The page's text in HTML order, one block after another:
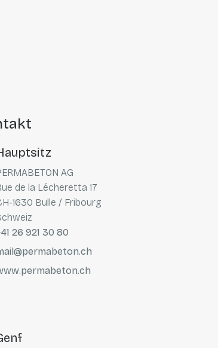
AG
de la Lécheretta 17
1630 Bulle / Fribourg
26 921 30 80